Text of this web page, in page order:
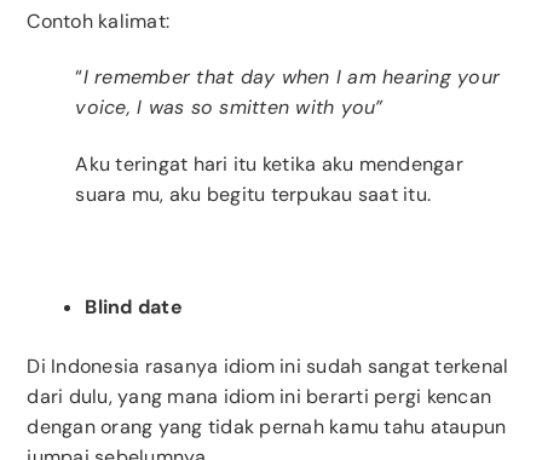
Contoh kalimat:
“I remember that day when I am hearing your
voice, I was so smitten with you”
Aku teringat hari itu ketika aku mendengar
suara mu, aku begitu terpukau saat itu.
Blind date
Di Indonesia rasanya idiom ini sudah sangat terkenal
dari dulu, yang mana idiom ini berarti pergi kencan
dengan orang yang tidak pernah kamu tahu ataupun